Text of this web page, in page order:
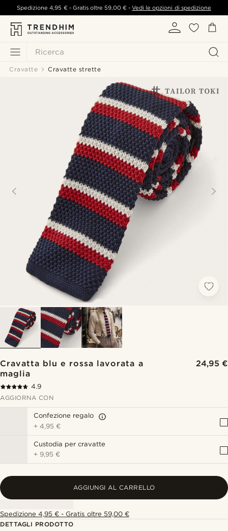
Ricerca
Spedizione4,95 €- Gratis oltre 59,00 € -Vedi le opzioni di spedizione
Cravatte Cravatte strette
Cravatta blu e rossa lavorata a
maglia
24,95 €
4.9
AGGIORNA CON
Confezione regalo
+4,95 €
Custodia per cravatte
+ 9,95 €
AGGIUNGI AL CARRELLO
Spedizione 4,95 € - Gratis oltre 59,00 €
DETTAGLI PRODOTTO